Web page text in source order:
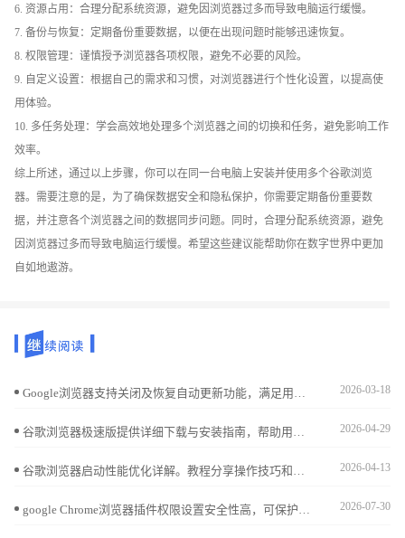
6. 资源占用：合理分配系统资源，避免因浏览器过多而导致电脑运行缓慢。
7. 备份与恢复：定期备份重要数据，以便在出现问题时能够迅速恢复。
8. 权限管理：谨慎授予浏览器各项权限，避免不必要的风险。
9. 自定义设置：根据自己的需求和习惯，对浏览器进行个性化设置，以提高使
用体验。
10. 多任务处理：学会高效地处理多个浏览器之间的切换和任务，避免影响工作
效率。
综上所述，通过以上步骤，你可以在同一台电脑上安装并使用多个谷歌浏览
器。需要注意的是，为了确保数据安全和隐私保护，你需要定期备份重要数
据，并注意各个浏览器之间的数据同步问题。同时，合理分配系统资源，避免
因浏览器过多而导致电脑运行缓慢。希望这些建议能帮助你在数字世界中更加
自如地遨游。
Google浏览器支持关闭及恢复自动更新功能，满足用户灵活需求。教程详细介绍设置流程及注意事项。 2026-03-18
谷歌浏览器极速版提供详细下载与安装指南，帮助用户快速完成安装并享受高性能、流畅的网页浏览体验。 2026-04-29
谷歌浏览器启动性能优化详解。教程分享操作技巧和性能分析方法，帮助用户加快启动速度，提高浏览器整体响应效率。 2026-04-13
google Chrome浏览器插件权限设置安全性高，可保护用户隐私和数据安全。文章提供操作方法和技巧，提高使用安全性。 2026-07-30